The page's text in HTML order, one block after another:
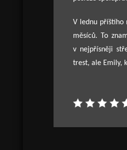
V lednu příštího
měsíců. To
v nejpřísněji
trest, ale Emily,